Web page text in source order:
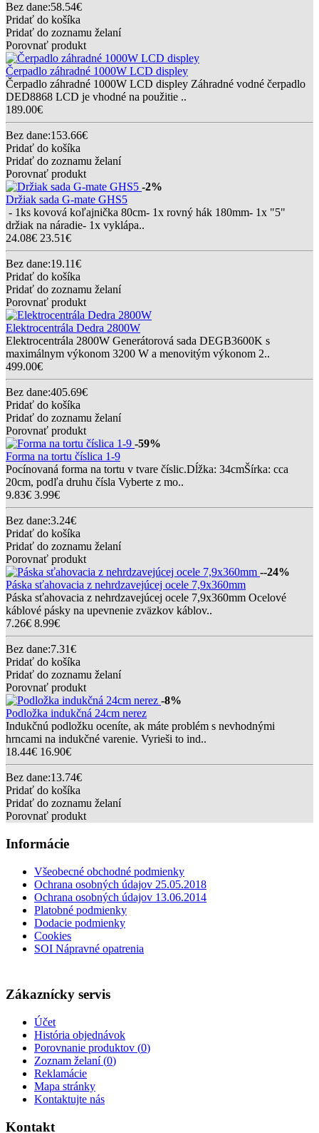
Bez dane:58.54€
Pridať do košíka
Pridať do zoznamu želaní
Porovnať produkt
Čerpadlo záhradné 1000W LCD displey
Čerpadlo záhradné 1000W LCD displey Záhradné vodné čerpadlo
DED8868 LCD je vhodné na použitie ..
189.00€
Bez dane:153.66€
Pridať do košíka
Pridať do zoznamu želaní
Porovnať produkt
-2%
Držiak sada G-mate GHS5
- 1ks kovová koľajnička 80cm- 1x rovný hák 180mm- 1x "5"
držiak na náradie- 1x vyklápa..
24.08€ 23.51€
Bez dane:19.11€
Pridať do košíka
Pridať do zoznamu želaní
Porovnať produkt
Elektrocentrála Dedra 2800W
Elektrocentrála 2800W Generátorová sada DEGB3600K s
maximálnym výkonom 3200 W a menovitým výkonom 2..
499.00€
Bez dane:405.69€
Pridať do košíka
Pridať do zoznamu želaní
Porovnať produkt
-59%
Forma na tortu číslica 1-9
Pocínovaná forma na tortu v tvare číslic.Dĺžka: 34cmŠírka: cca
20cm, podľa druhu čísla Vyberte z mo..
9.83€ 3.99€
Bez dane:3.24€
Pridať do košíka
Pridať do zoznamu želaní
Porovnať produkt
--24%
Páska sťahovacia z nehrdzavejúcej ocele 7,9x360mm
Páska sťahovacia z nehrdzavejúcej ocele 7,9x360mm Ocelové
káblové pásky na upevnenie zväzkov káblov..
7.26€ 8.99€
Bez dane:7.31€
Pridať do košíka
Pridať do zoznamu želaní
Porovnať produkt
-8%
Podložka indukčná 24cm nerez
Indukčnú podložku oceníte, ak máte problém s nevhodnými
hrncami na indukčné varenie. Vyrieši to ind..
18.44€ 16.90€
Bez dane:13.74€
Pridať do košíka
Pridať do zoznamu želaní
Porovnať produkt
Informácie
Všeobecné obchodné podmienky
Ochrana osobných údajov 25.05.2018
Ochrana osobných údajov 13.06.2014
Platobné podmienky
Dodacie podmienky
Cookies
SOI Nápravné opatrenia
Zákaznícky servis
Účet
História objednávok
Porovnanie produktov (0)
Zoznam želaní (0)
Reklamácie
Mapa stránky
Kontaktujte nás
Kontakt